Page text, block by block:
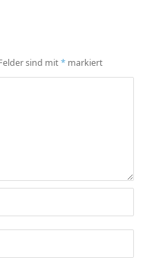
sind mit* markiert